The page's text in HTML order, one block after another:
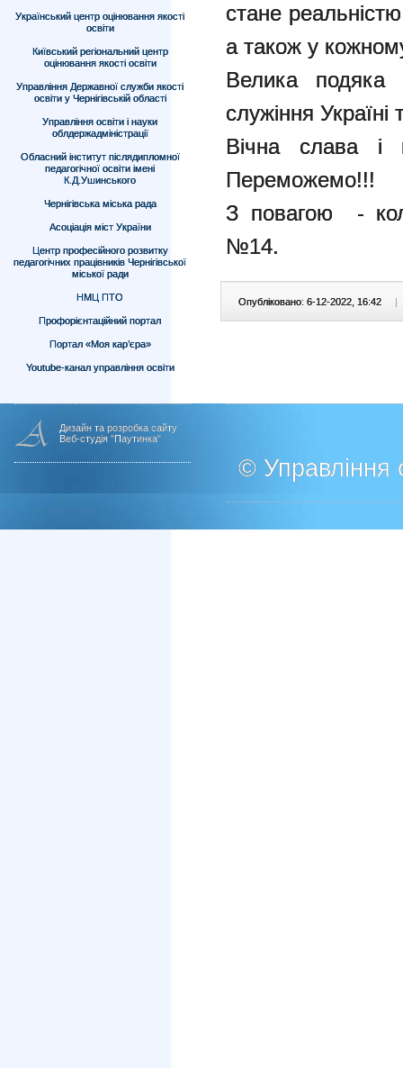
Український центр оцінювання якості
освіти
Київський регіональний центр
оцінювання якості освіти
Управління Державної служби якості
освіти у Чернігівській області
Управління освіти і науки
облдержадміністрації
Обласний інститут післядипломної
педагогічної освіти імені
К.Д.Ушинського
Чернігівська міська рада
Асоціація міст України
Центр професійного розвитку
педагогічних працівників Чернігівської
міської ради
НМЦ ПТО
Профорієнтаційний портал
Портал «Моя кар’єра»
Youtube-канал управління освіти
стане
а також у
Велика подяка
служіння Україні
Вічна слава і
Переможемо!!!
З повагою -
№14.
Опубліковано: 6-12-2022, 16:42 |
Дизайн та розробка сайту
Веб-студія "Паутинка"
© Управління